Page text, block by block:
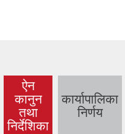
ऐन
कानुन
तथा
निर्देशिका
(active
tab)
कार्यापालिका
निर्णय